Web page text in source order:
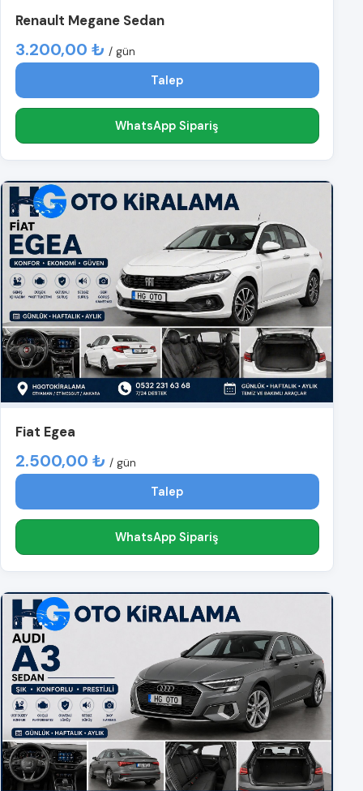
Renault Megane Sedan
3.200,00 ₺ / gün
Talep
WhatsApp Sipariş
Fiat Egea
2.500,00 ₺ / gün
Talep
WhatsApp Sipariş